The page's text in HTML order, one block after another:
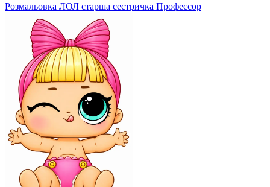
Розмальовка ЛОЛ старша сестричка Профессор